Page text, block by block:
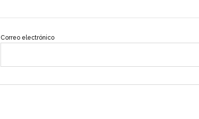
Correo electrónico